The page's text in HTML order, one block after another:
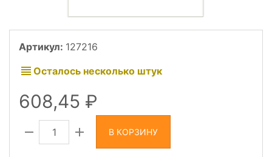
Артикул: 127216
Осталось несколько штук
608,45
В КОРЗИНУ